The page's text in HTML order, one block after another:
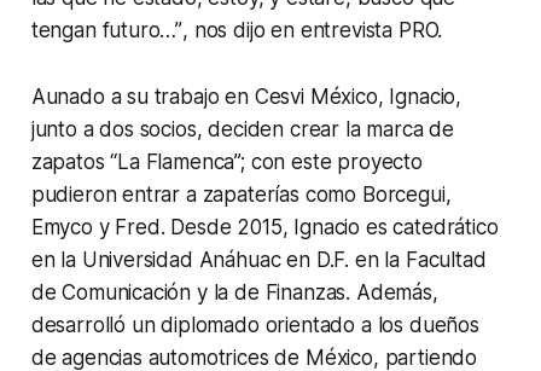
tengan futuro…”, nos dijo en entrevista PRO.
Aunado a su trabajo en Cesvi México, Ignacio,
junto a dos socios, deciden crear la marca de
zapatos “La Flamenca”; con este proyecto
pudieron entrar a zapaterías como Borcegui,
Emyco y Fred. Desde 2015, Ignacio es catedrático
en la Universidad Anáhuac en D.F. en la Facultad
de Comunicación y la de Finanzas. Además,
desarrolló un diplomado orientado a los dueños
de agencias automotrices de México, partiendo